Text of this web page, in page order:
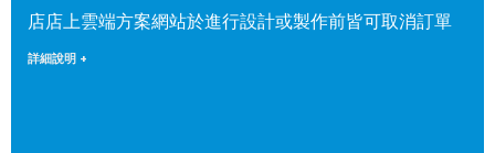
店店上雲端方案網站於進行設計或製作前皆可取消訂單
詳細說明 +